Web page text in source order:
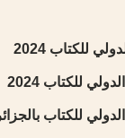
للكتاب 2024
للكتاب 2024
للكتاب بالجزائر